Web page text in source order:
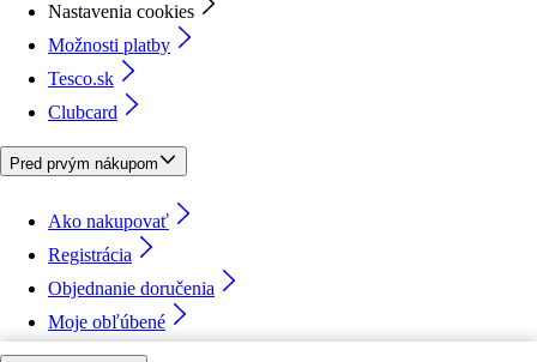
Nastavenia cookies
Možnosti platby
Tesco.sk
Clubcard
Pred prvým nákupom
Ako nakupovať
Registrácia
Objednanie doručenia
Moje obľúbené